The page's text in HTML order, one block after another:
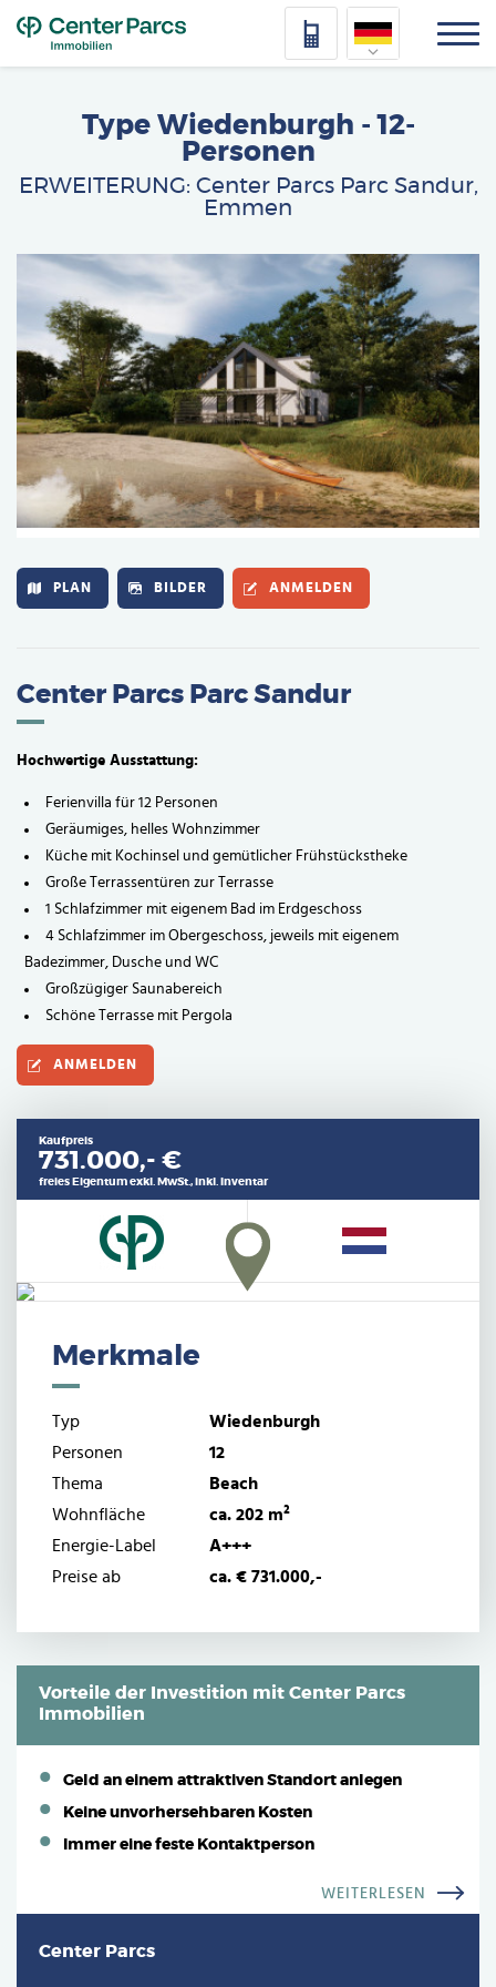
Deutsch
Français
Type Wiedenburgh - 12-
Personen
ERWEITERUNG: Center Parcs Parc Sandur,
Emmen
Afbeelding
PLAN BILDER ANMELDEN
Center Parcs Parc Sandur
Hochwertige Ausstattung:
Ferienvilla für 12 Personen
Geräumiges, helles Wohnzimmer
Küche mit Kochinsel und gemütlicher Frühstückstheke
Große Terrassentüren zur Terrasse
1 Schlafzimmer mit eigenem Bad im Erdgeschoss
4 Schlafzimmer im Obergeschoss, jeweils mit eigenem
Badezimmer, Dusche und WC
Großzügiger Saunabereich
Schöne Terrasse mit Pergola
ANMELDEN
Kaufpreis
731.000,- €
freies Eigentum exkl. MwSt., inkl. Inventar
Merkmale
Typ
Wiedenburgh
Personen
12
Thema
Beach
Wohnfläche
ca. 202 m²
Energie-Label
A+++
Preise ab
ca. € 731.000,-
Vorteile der Investition mit Center Parcs
Immobilien
Geld an einem attraktiven Standort anlegen
Keine unvorhersehbaren Kosten
Immer eine feste Kontaktperson
WEITERLESEN
Center Parcs